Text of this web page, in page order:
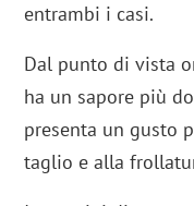
entrambi i casi.
Dal punto di vista
ha un sapore più
presenta un gusto
taglio e alla